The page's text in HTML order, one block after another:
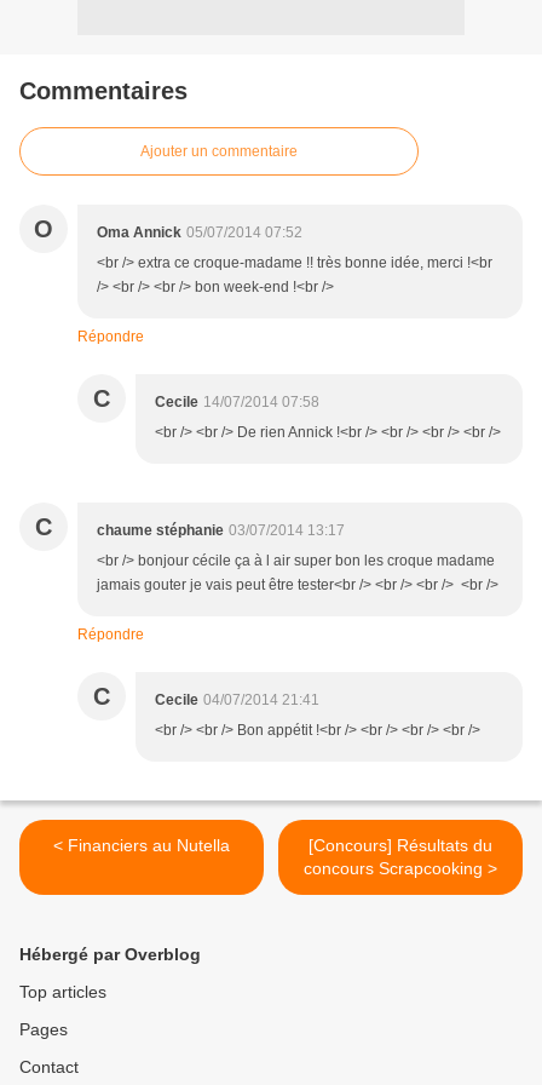
Commentaires
Ajouter un commentaire
O Oma Annick 05/07/2014 07:52
<br /> extra ce croque-madame !! très bonne idée, merci !<br
/> <br /> <br /> bon week-end !<br />
Répondre
C Cecile 14/07/2014 07:58
<br /> <br /> De rien Annick !<br /> <br /> <br /> <br />
C chaume stéphanie 03/07/2014 13:17
<br /> bonjour cécile ça à l air super bon les croque madame
jamais gouter je vais peut être tester<br /> <br /> <br /> <br />
Répondre
C Cecile 04/07/2014 21:41
<br /> <br /> Bon appétit !<br /> <br /> <br /> <br />
< Financiers au Nutella
[Concours] Résultats du
concours Scrapcooking >
Hébergé par Overblog
Top articles
Pages
Contact